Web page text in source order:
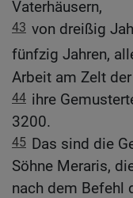
Vaterhäusern,
43 von dreißig
fünfzig Jahren,
Arbeit am Zelt
44 ihre
3200.
45 Das sind die
Söhne Meraris,
nach dem Befehl